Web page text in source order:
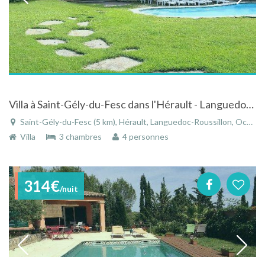
Villa à Saint-Gély-du-Fesc dans l'Hérault - Languedoc-Roussillon tout confort avec piscine
Saint-Gély-du-Fesc (5 km), Hérault, Languedoc-Roussillon, Occitanie, France
Villa
3 chambres 4 personnes
314€/nuit